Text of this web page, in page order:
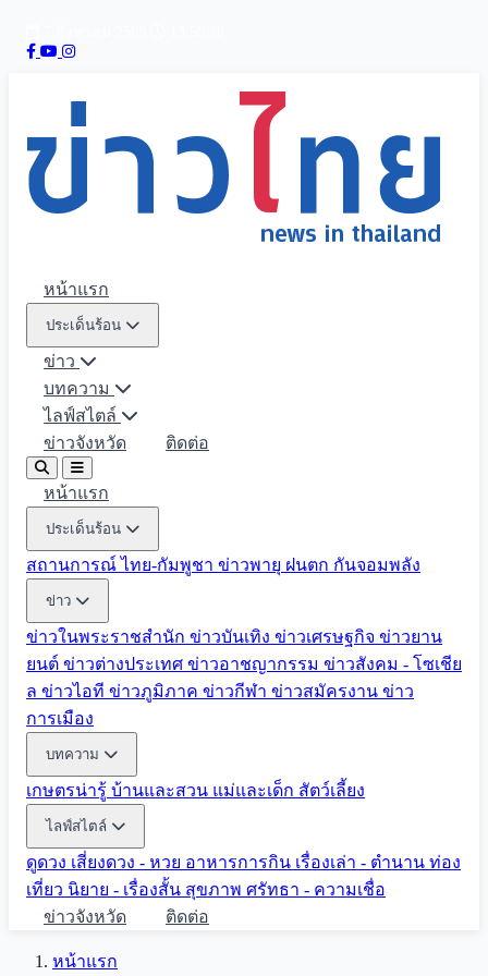
หน้าแรก
ประเด็นร้อน
ข่าว
บทความ
ไลฟ์สไตล์
ข่าวจังหวัด
ติดต่อ
หน้าแรก
ประเด็นร้อน
สถานการณ์ ไทย-กัมพูชา ข่าวพายุ ฝนตก กันจอมพลัง
ข่าว
ข่าวในพระราชสำนัก ข่าวบันเทิง ข่าวเศรษฐกิจ ข่าวยาน
ยนต์ ข่าวต่างประเทศ ข่าวอาชญากรรม ข่าวสังคม - โซเชีย
ล ข่าวไอที ข่าวภูมิภาค ข่าวกีฬา ข่าวสมัครงาน ข่าว
การเมือง
บทความ
เกษตรน่ารู้ บ้านและสวน แม่และเด็ก สัตว์เลี้ยง
ไลฟ์สไตล์
ดูดวง เสี่ยงดวง - หวย อาหารการกิน เรื่องเล่า - ตำนาน ท่อง
เที่ยว นิยาย - เรื่องสั้น สุขภาพ ศรัทธา - ความเชื่อ
ข่าวจังหวัด
ติดต่อ
หน้าแรก